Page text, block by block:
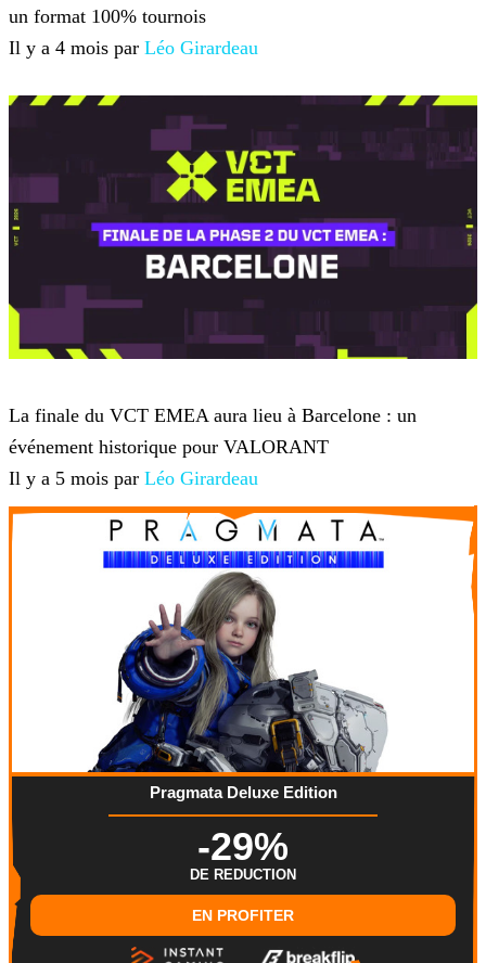
un format 100% tournois
Il y a 4 mois par Léo Girardeau
La finale du VCT EMEA aura lieu à Barcelone : un
événement historique pour VALORANT
Il y a 5 mois par Léo Girardeau
Pragmata Deluxe Edition
-29%
DE REDUCTION
EN PROFITER